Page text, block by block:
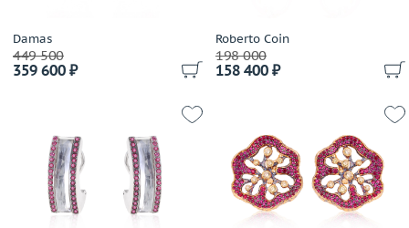
Damas
449 500
359 600 ₽
Roberto Coin
198 000
158 400 ₽